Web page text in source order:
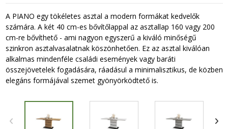
A PIANO egy tökéletes asztal a modern formákat kedvelők
számára. A két 40 cm-es bővítőlappal az asztallap 160 vagy 200
cm-re bővíthető - ami nagyon egyszerű a kiváló minőségű
szinkron asztalvasalatnak köszönhetően. Ez az asztal kiválóan
alkalmas mindenféle családi események vagy baráti
összejövetelek fogadására, ráadásul a minimalisztikus, de közben
elegáns formájával szemet gyönyörködtető is.